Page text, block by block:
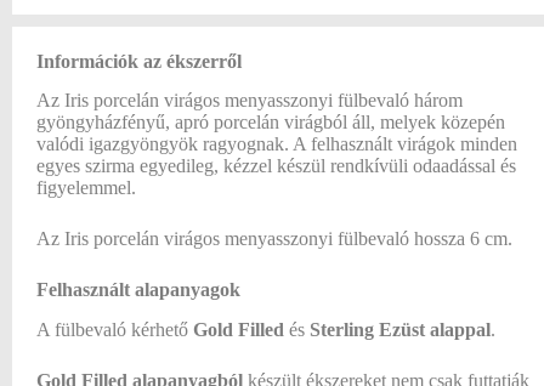
Információk az ékszerről
Az Iris porcelán virágos menyasszonyi fülbevaló három
gyöngyházfényű, apró porcelán virágból áll, melyek közepén
valódi igazgyöngyök ragyognak. A felhasznált virágok minden
egyes szirma egyedileg, kézzel készül rendkívüli odaadással és
figyelemmel.
Az Iris porcelán virágos menyasszonyi fülbevaló hossza 6 cm.
Felhasznált alapanyagok
A fülbevaló kérhető Gold Filled és Sterling Ezüst alappal.
Gold Filled alapanyagból készült ékszereket nem csak futtatják